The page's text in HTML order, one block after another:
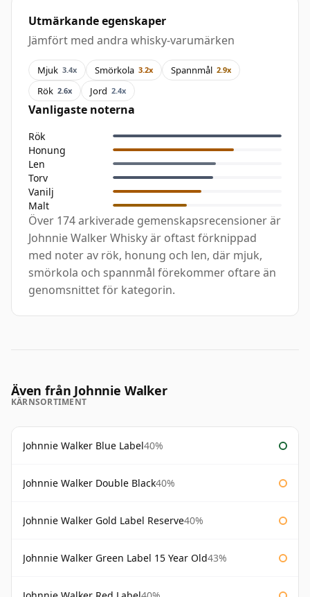
Utmärkande egenskaper
Jämfört med andra whisky-varumärken
Mjuk 3.4x Smörkola 3.2x Spannmål 2.9x
Rök 2.6x Jord 2.4x
Vanligaste noterna
Rök
Honung
Len
Torv
Vanilj
Malt
Över 174 arkiverade gemenskapsrecensioner är
Johnnie Walker Whisky är oftast förknippad
med noter av rök, honung och len, där mjuk,
smörkola och spannmål förekommer oftare än
genomsnittet för kategorin.
Även från Johnnie Walker
KÄRNSORTIMENT
Johnnie Walker Blue Label40%
Johnnie Walker Double Black40%
Johnnie Walker Gold Label Reserve40%
Johnnie Walker Green Label 15 Year Old43%